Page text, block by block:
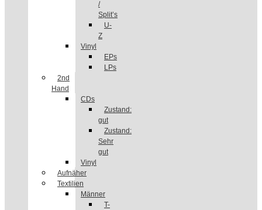
/
Split’s
U-
Z
Vinyl
EPs
LPs
2nd
Hand
CDs
Zustand:
gut
Zustand:
Sehr
gut
Vinyl
Aufnäher
Textilien
Männer
T-